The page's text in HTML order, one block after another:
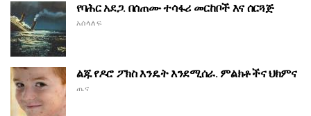
የባሕር አደጋ. በሰጠሙ ተሳፋሪ መርከቦች እና ሰርጓጅ
አሰላለፍ
ልጁ የዶሮ ፖክስ እንዴት እንደሚሰራ. ምልክቶችና ህክምና
ጤና